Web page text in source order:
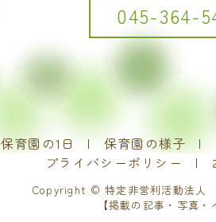
045-364-
保育園の1日 保育園の様子
プライバシーポリシー
Copyright © 特定非営利活動法人
【掲載の記事・写真